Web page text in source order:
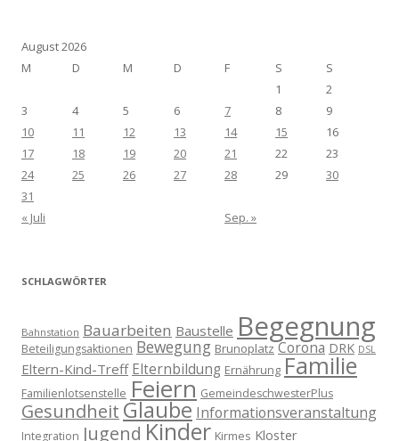
August 2026
M
D M D F S
S
1
2
3
4 5 6 7 8
9
10
11 12 13 14 15
16
17
18 19 20 21 22
23
24
25 26 27 28 29
30
31
« Juli
Sep. »
SCHLAGWÖRTER
Bahnstation Bauarbeiten Baustelle Begegnung
Beteiligungsaktionen Bewegung Brunoplatz Corona DRK DSL
Eltern-Kind-Treff Elternbildung Ernährung Familie
Familienlotsenstelle Feiern GemeindeschwesterPlus
Gesundheit Glaube Informationsveranstaltung
Integration Jugend Kinder Kirmes Kloster